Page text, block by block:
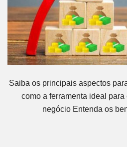
Saiba os principais aspectos
como a ferramenta ideal
negócio Entenda os